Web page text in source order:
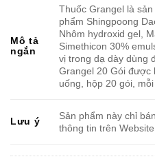
Mô tả
ngắn
Thuốc Grangel là
phẩm Shingpoong
Nhôm hydroxid gel,
Simethicon 30%
vị trong dạ dày dùng
Grangel 20 Gói được
uống, hộp 20 gói,
Lưu ý
Sản phẩm này chỉ
thông tin trên